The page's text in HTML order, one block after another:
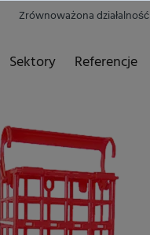
Zrównoważona działalność
Sektory Referencje